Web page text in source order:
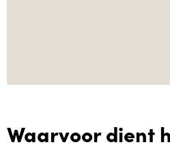
Waarvoor dient